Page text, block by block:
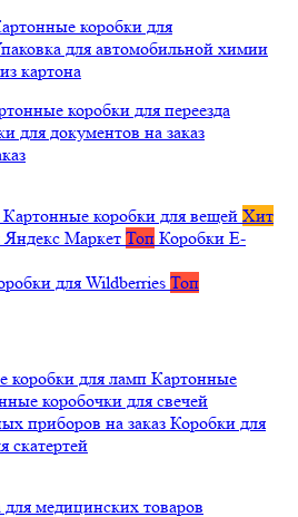
коробки для
для автомобильной химии
картона
коробки для переезда
для документов на заказ
Картонные коробки для вещей Хит
Яндекс Маркет Топ Коробки E-
для Wildberries Топ
коробки для ламп Картонные
коробочки для свечей
приборов на заказ Коробки для
скатертей
медицинских товаров